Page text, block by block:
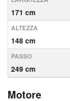
171 cm
ALTEZZA
148 cm
PASSO
249 cm
Motore